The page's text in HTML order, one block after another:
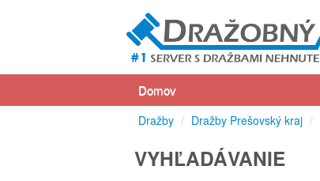
Domov
Dražby / Dražby Prešovský kraj /
VYHĽADÁVANIE